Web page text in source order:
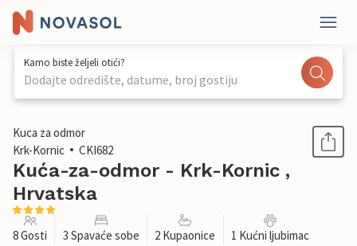
Kamo biste željeli otići?
Dodajte odredište, datume, broj gostiju
1 / 23
Kuca za odmor
Krk-Kornic
CKI682
Kuća-za-odmor - Krk-Kornic ,
Hrvatska
8 Gosti 3 Spavaće sobe 2 Kupaonice 1 Kućni ljubimac